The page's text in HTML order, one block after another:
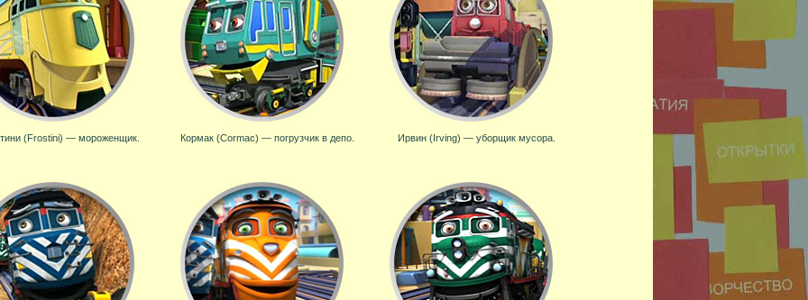
(Frostini) — мороженщик. Кормак (Cormac) — погрузчик в депо. Ирвин (Irving) — уборщик мусора.